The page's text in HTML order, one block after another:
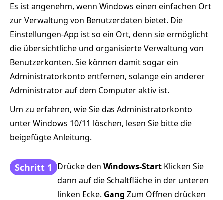
Es ist angenehm, wenn Windows einen einfachen Ort
zur Verwaltung von Benutzerdaten bietet. Die
Einstellungen-App ist so ein Ort, denn sie ermöglicht
die übersichtliche und organisierte Verwaltung von
Benutzerkonten. Sie können damit sogar ein
Administratorkonto entfernen, solange ein anderer
Administrator auf dem Computer aktiv ist.
Um zu erfahren, wie Sie das Administratorkonto
unter Windows 10/11 löschen, lesen Sie bitte die
beigefügte Anleitung.
Schritt 1 Drücke den Windows-Start Klicken Sie
dann auf die Schaltfläche in der unteren
linken Ecke. Gang Zum Öffnen drücken